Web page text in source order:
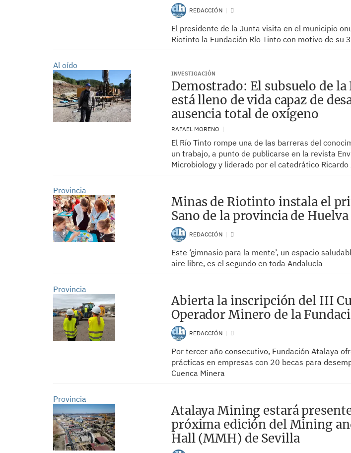
REDACCIÓN
El presidente de la Junta visita en el municipio
Riotinto la Fundación Río Tinto con motivo de su
Al oído
INVESTIGACIÓN
Demostrado: El subsuelo de
está lleno de vida capaz de
ausencia total de oxígeno
RAFAEL MORENO
El Río Tinto rompe una de las barreras del
un trabajo, a punto de publicarse en la revista
Microbiology y liderado por el catedrático
Provincia
Minas de Riotinto instala el
Sano de la provincia de Huelva
REDACCIÓN
Este ‘gimnasio para la mente’, un espacio
aire libre, es el segundo en toda Andalucía
Provincia
Abierta la inscripción del III
Operador Minero de la
REDACCIÓN
Por tercer año consecutivo, Fundación Atalaya
prácticas en empresas con 20 becas para
Cuenca Minera
Provincia
Atalaya Mining estará
próxima edición del Mining
Hall (MMH) de Sevilla